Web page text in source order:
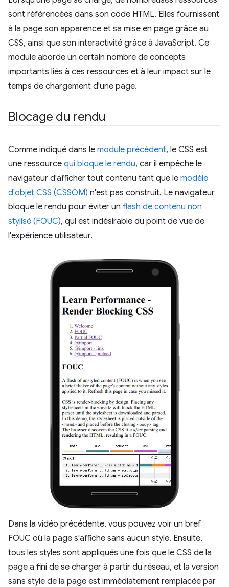
sont référencées dans son code HTML. Elles fournissent
à la page son apparence et sa mise en page grâce au
CSS, ainsi que son interactivité grâce à JavaScript. Ce
module aborde un certain nombre de concepts
importants liés à ces ressources et à leur impact sur le
temps de chargement d'une page.
Blocage du rendu
Comme indiqué dans le module précédent, le CSS est
une ressource qui bloque le rendu, car il empêche le
navigateur d'afficher tout contenu tant que le modèle
d'objet CSS (CSSOM) n'est pas construit. Le navigateur
bloque le rendu pour éviter un flash de contenu non
stylisé (FOUC), qui est indésirable du point de vue de
l'expérience utilisateur.
Dans la vidéo précédente, vous pouvez voir un bref
FOUC où la page s'affiche sans aucun style. Ensuite,
tous les styles sont appliqués une fois que le CSS de la
page a fini de se charger à partir du réseau, et la version
sans style de la page est immédiatement remplacée par